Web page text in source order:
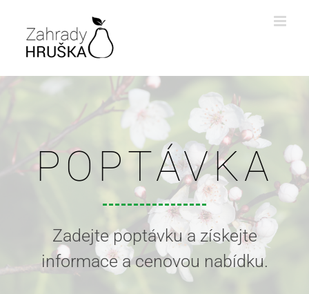
content
POPTÁVKA
Zadejte poptávku a získejte
informace a cenovou nabídku.